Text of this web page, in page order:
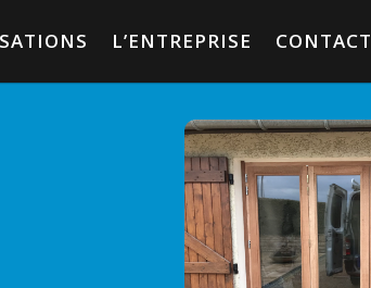
L’ENTREPRISE CONTACT